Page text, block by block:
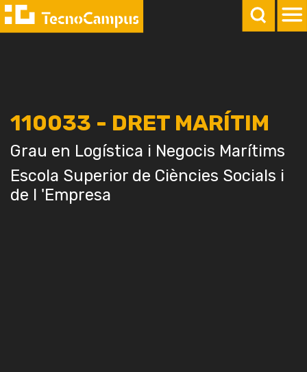
110033 - DRET MARÍTIM
Grau en Logística i Negocis Marítims
Escola Superior de Ciències Socials i
de l 'Empresa